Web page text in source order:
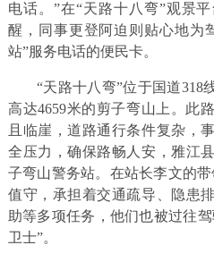
电话。”在“天路十八弯”观景
醒，同事更登阿迫则贴心地为
站”服务电话的便民卡。
“天路十八弯”位于国道318
高达4659米的剪子弯山上。此
且临崖，道路通行条件复杂，
全压力，确保路畅人安，雅江
子弯山警务站。在站长李文的
值守，承担着交通疏导、隐患
助等多项任务，他们也被过往
卫士”。